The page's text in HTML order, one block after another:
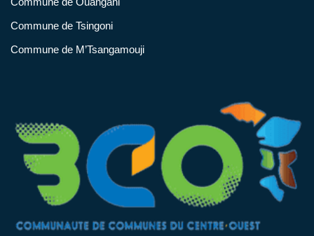
Commune de Tsingoni
Commune de M’Tsangamouji